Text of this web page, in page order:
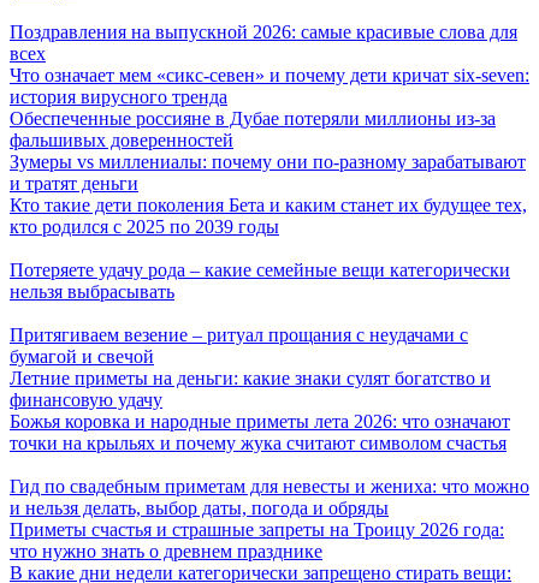
Поздравления на выпускной 2026: самые красивые слова для
всех
Что означает мем «сикс-севен» и почему дети кричат six-seven:
история вирусного тренда
Обеспеченные россияне в Дубае потеряли миллионы из-за
фальшивых доверенностей
Зумеры vs миллениалы: почему они по-разному зарабатывают
и тратят деньги
Кто такие дети поколения Бета и каким станет их будущее тех,
кто родился с 2025 по 2039 годы
Потеряете удачу рода – какие семейные вещи категорически
нельзя выбрасывать
Притягиваем везение – ритуал прощания с неудачами с
бумагой и свечой
Летние приметы на деньги: какие знаки сулят богатство и
финансовую удачу
Божья коровка и народные приметы лета 2026: что означают
точки на крыльях и почему жука считают символом счастья
Гид по свадебным приметам для невесты и жениха: что можно
и нельзя делать, выбор даты, погода и обряды
Приметы счастья и страшные запреты на Троицу 2026 года:
что нужно знать о древнем празднике
В какие дни недели категорически запрещено стирать вещи: